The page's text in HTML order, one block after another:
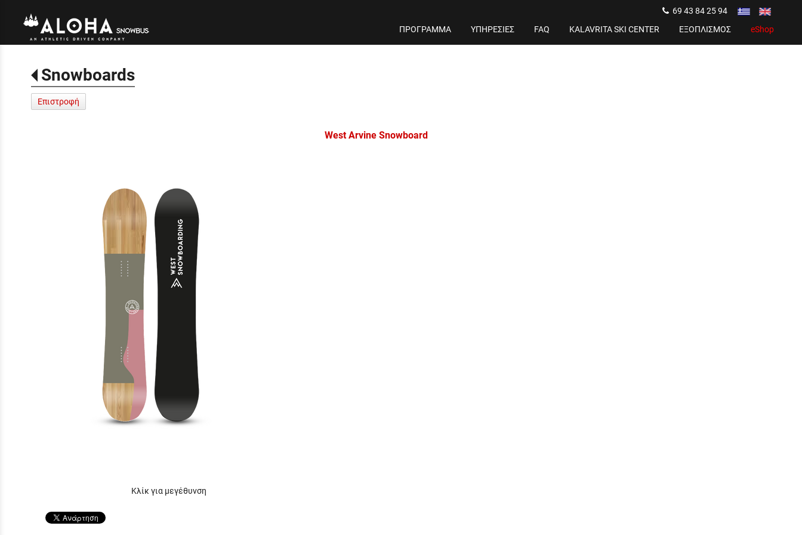
69 43 84 25 94
ΠΡΟΓΡΑΜΜΑ
ΥΠΗΡΕΣΙΕΣ FAQ KALAVRITA SKI CENTER ΕΞΟΠΛΙΣΜΟΣ eShop
Snowboards
Επιστροφή
Κλίκ για μεγέθυνση
West Arvine Snowboard